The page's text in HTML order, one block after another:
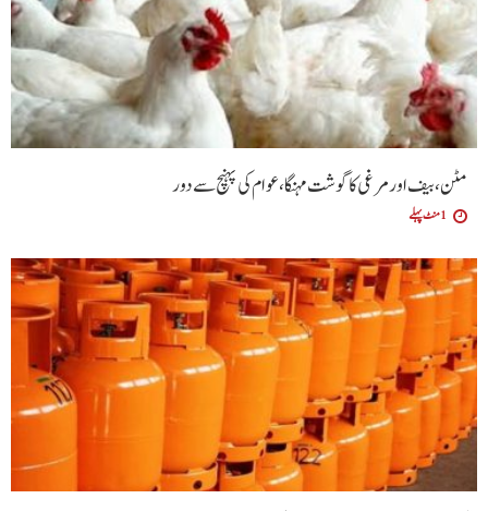
مٹن، بیف اور مرغی کا گوشت مہنگا، عوام کی پہنچ سے دور
1 منٹ پہلے